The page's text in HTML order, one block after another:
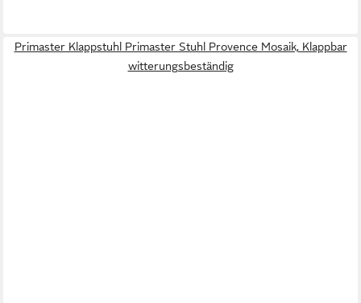
Primaster Klappstuhl Primaster Stuhl Provence Mosaik, Klappbar
witterungsbeständig